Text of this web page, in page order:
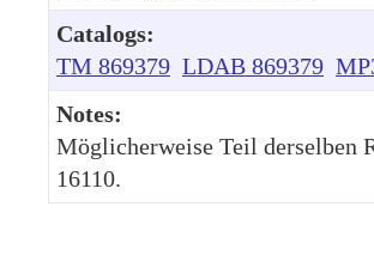
Catalogs:
TM 869379 LDAB 869379
Notes:
Möglicherweise Teil derselben
16110.